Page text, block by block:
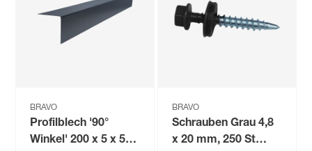
BRAVO
Profilblech '90°
Winkel' 200 x 5 x 5
BRAVO
Schrauben Grau 4,8
x 20 mm, 250 St